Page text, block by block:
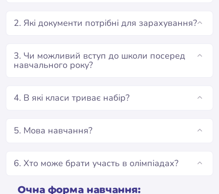
2. Які документи потрібні для зарахування?
3. Чи можливий вступ до школи посеред
навчального року?
4. В які класи триває набір?
5. Мова навчання?
6. Хто може брати участь в олімпіадах?
Очна форма навчання: